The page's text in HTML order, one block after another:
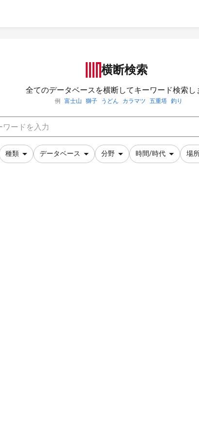
横断検索
全てのデータベースを横断してキーワード検索し
例 富士山 獅子 うどん カラマツ 五重塔 釣り
種類 データベース 分野 時間/時代 場